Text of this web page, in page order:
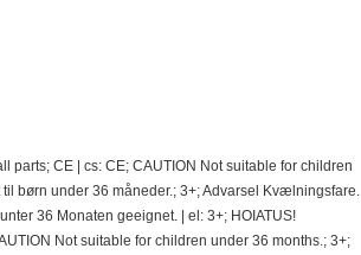
parts; CE | cs: CE; CAUTION Not suitable for children
børn under 36 måneder.; 3+; Advarsel Kvælningsfare.
36 Monaten geeignet. | el: 3+; HOIATUS!
Not suitable for children under 36 months.; 3+;